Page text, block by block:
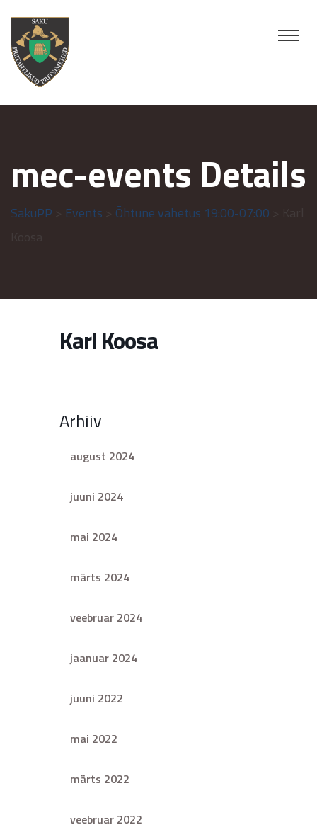
mec-events Details
SakuPP Events Õhtune vahetus 19:00-07:00
Karl Koosa
Arhiiv
august 2024
juuni 2024
mai 2024
märts 2024
veebruar 2024
jaanuar 2024
juuni 2022
mai 2022
märts 2022
veebruar 2022